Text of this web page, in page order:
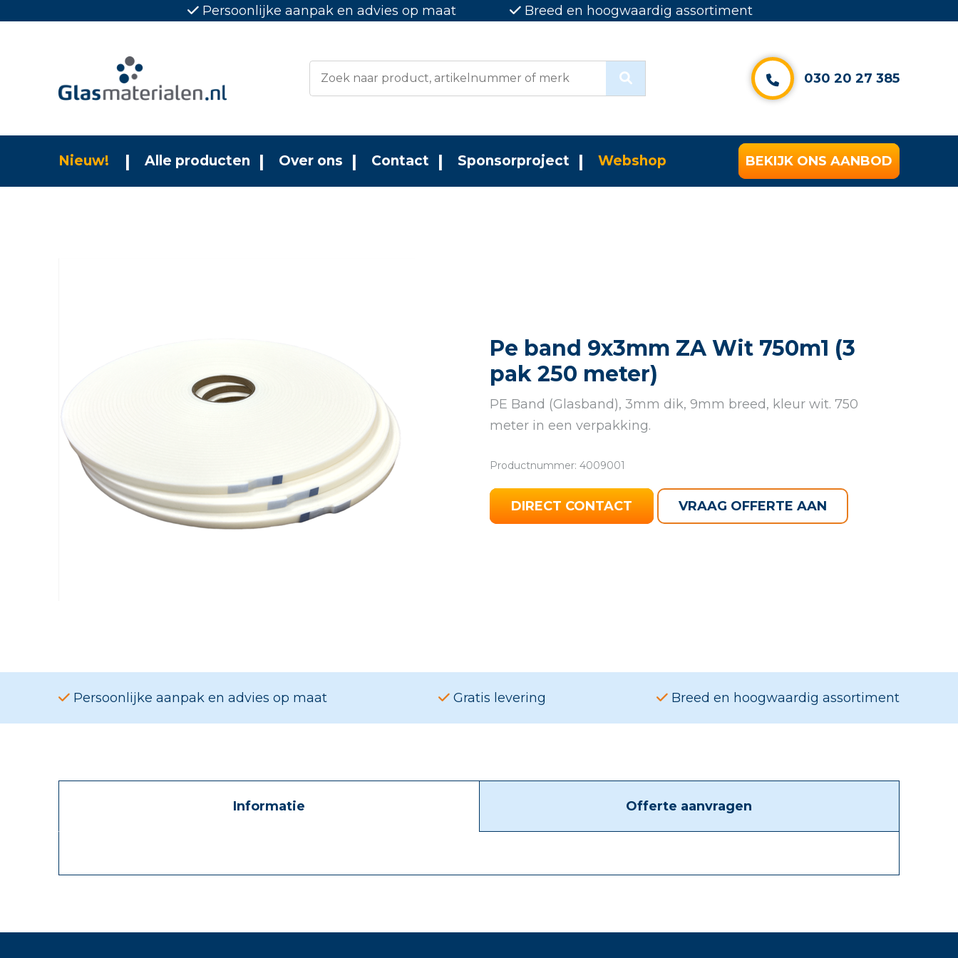
Persoonlijke aanpak en advies op maat Breed en hoogwaardig assortiment
030 20 27 385
Nieuw! Alle producten Over ons Contact Sponsorproject Webshop BEKIJK ONS AANBOD
Pe band 9x3mm ZA Wit 750m1 (3
pak 250 meter)
PE Band (Glasband), 3mm dik, 9mm breed, kleur wit. 750
meter in een verpakking.
Productnummer: 4009001
DIRECT CONTACT VRAAG OFFERTE AAN
Persoonlijke aanpak en advies op maat Gratis levering Breed en hoogwaardig assortiment
Informatie Offerte aanvragen